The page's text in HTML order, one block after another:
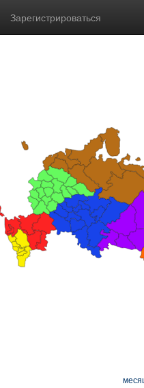
Зарегистрироваться